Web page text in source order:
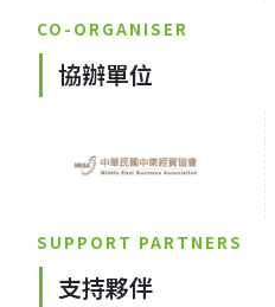
CO-ORGANISER
協辦單位
SUPPORT PARTNERS
支持夥伴